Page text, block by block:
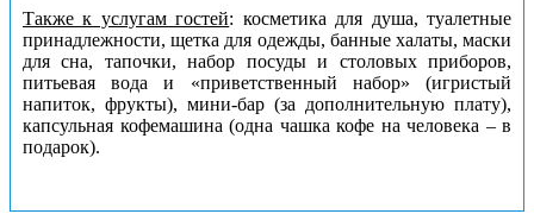
Также к услугам гостей: косметика для душа, туалетные
принадлежности, щетка для одежды, банные халаты, маски
для сна, тапочки, набор посуды и столовых приборов,
питьевая вода и «приветственный набор» (игристый
напиток, фрукты), мини-бар (за дополнительную плату),
капсульная кофемашина (одна чашка кофе на человека – в
подарок).